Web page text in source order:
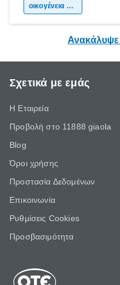
χώρας. Είτε πρόκειται
οικογένεια & παιδί
Σχετικά με εμάς
Η Εταιρεία
Προβολή στο 11888 giaola
Blog
Όροι χρήσης
Προστασία Δεδομένων
Επικοινωνία
Ρυθμίσεις Cookies
Προσβασιμότητα